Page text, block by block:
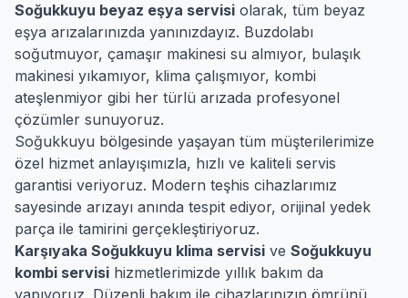
Soğukkuyu beyaz eşya servisi olarak, tüm beyaz
eşya arızalarınızda yanınızdayız. Buzdolabı
soğutmuyor, çamaşır makinesi su almıyor, bulaşık
makinesi yıkamıyor, klima çalışmıyor, kombi
ateşlenmiyor gibi her türlü arızada profesyonel
çözümler sunuyoruz.
Soğukkuyu bölgesinde yaşayan tüm müşterilerimize
özel hizmet anlayışımızla, hızlı ve kaliteli servis
garantisi veriyoruz. Modern teşhis cihazlarımız
sayesinde arızayı anında tespit ediyor, orijinal yedek
parça ile tamirini gerçekleştiriyoruz.
Karşıyaka Soğukkuyu klima servisi ve Soğukkuyu
kombi servisi hizmetlerimizde yıllık bakım da
yapıyoruz. Düzenli bakım ile cihazlarınızın ömrünü